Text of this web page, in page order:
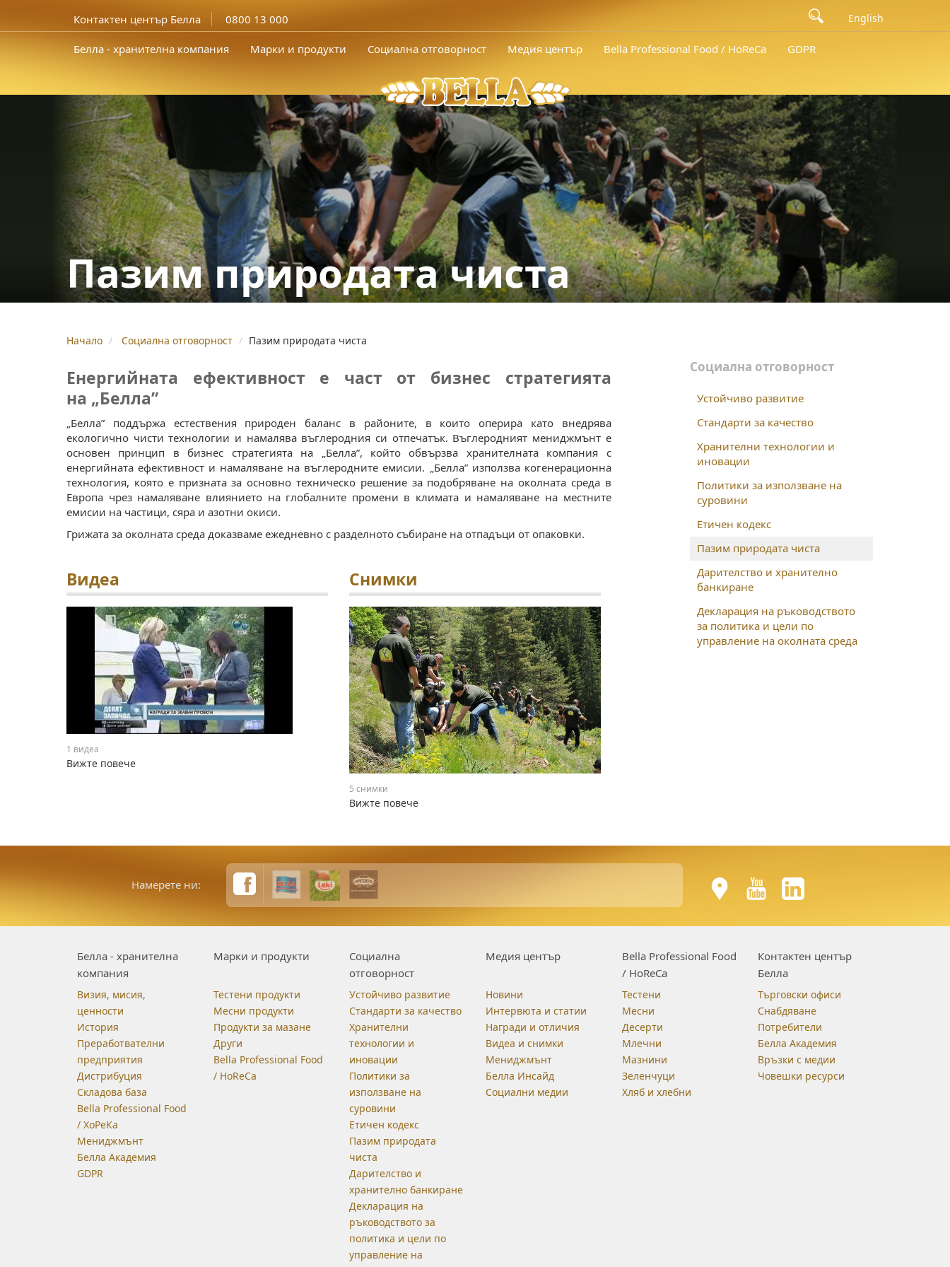
Контактен център Белла 0800 13 000 English
Белла - хранителна компания Марки и продукти Социална отговорност Медия център Bella Professional Food / HoReCa GDPR
Пазим природата чиста
Начало Социална отговорност Пазим природата чиста
Енергийната ефективност е част от бизнес стратегията
на „Белла”
„Белла” поддържа естествения природен баланс в районите, в които оперира като внедрява
екологично чисти технологии и намалява въглеродния си отпечатък. Въглеродният мениджмънт е
основен принцип в бизнес стратегията на „Белла”, който обвързва хранителната компания с
енергийната ефективност и намаляване на въглеродните емисии. „Белла” използва когенерационнa
технология, която е призната за основно техническо решение за подобряване на околната среда в
Европа чрез намаляване влиянието на глобалните промени в климата и намаляване на местните
емисии на частици, сяра и азотни окиси.
Грижата за околната среда доказваме ежедневно с разделното събиране на отпадъци от опаковки.
Видеа
1 видеа
Вижте повече
Снимки
5 снимки
Вижте повече
Социална отговорност
Устойчиво развитие
Стандарти за качество
Хранителни технологии и
иновации
Политики за използване на
суровини
Етичен кодекс
Пазим природата чиста
Дарителство и хранително
банкиране
Декларация на ръководството
за политика и цели по
управление на околната среда
Намерете ни:
Белла - хранителна
компания
Визия, мисия,
ценности
История
Преработвателни
предприятия
Дистрибуция
Складова база
Bella Professional Food
/ ХоРеКа
Мениджмънт
Белла Академия
GDPR
Марки и продукти
Тестени продукти
Месни продукти
Продукти за мазане
Други
Bella Professional Food
/ HoReCa
Социална
отговорност
Устойчиво развитие
Стандарти за качество
Хранителни
технологии и
иновации
Политики за
използване на
суровини
Етичен кодекс
Пазим природата
чиста
Дарителство и
хранително банкиране
Декларация на
ръководството за
политика и цели по
управление на
Медия център
Новини
Интервюта и статии
Награди и отличия
Видеа и снимки
Мениджмънт
Белла Инсайд
Социални медии
Bella Professional Food
/ HoReCa
Тестени
Месни
Десерти
Млечни
Мазнини
Зеленчуци
Хляб и хлебни
Контактен център
Белла
Търговски офиси
Снабдяване
Потребители
Белла Академия
Връзки с медии
Човешки ресурси